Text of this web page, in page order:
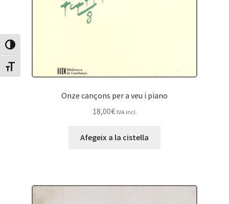
Canvia Alt Contrast
Canvia mida de lletra
Onze cançons per a veu i piano
18,00€ IVA incl.
Afegeix a la cistella